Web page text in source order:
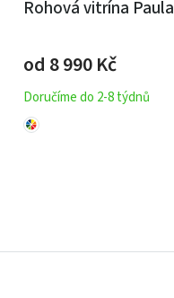
Rohová vitrína Paula
od 8 990Kč
Doručíme do 2-8 týdnů